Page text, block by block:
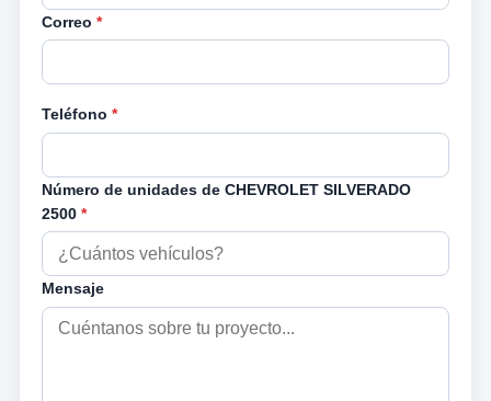
Correo *
Teléfono *
Número de unidades de CHEVROLET SILVERADO
2500 *
Mensaje